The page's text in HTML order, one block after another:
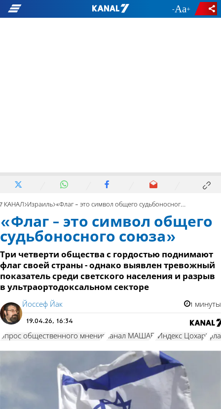
- +
7 КАНАЛ Израиль «Флаг - это символ общего судьбоносного союза»
«Флаг - это символ общего
судьбоносного союза»
Три четверти общества с гордостью поднимают
флаг своей страны - однако выявлен тревожный
показатель среди светского населения и разрыв
в ультраортодоксальном секторе
Йоссеф Йак 1 минуты
19.04.26, 16:34
опрос общественного мнения канал МАШАВ "Индекс Цохар"